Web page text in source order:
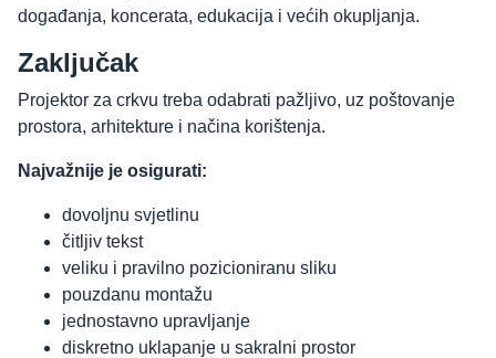
događanja, koncerata, edukacija i većih okupljanja.
Zaključak
Projektor za crkvu treba odabrati pažljivo, uz poštovanje
prostora, arhitekture i načina korištenja.
Najvažnije je osigurati:
dovoljnu svjetlinu
čitljiv tekst
veliku i pravilno pozicioniranu sliku
pouzdanu montažu
jednostavno upravljanje
diskretno uklapanje u sakralni prostor